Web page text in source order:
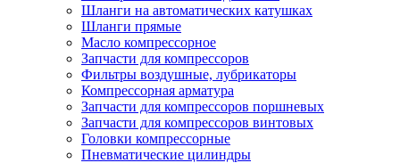
Шланги на автоматических катушках
Шланги прямые
Масло компрессорное
Запчасти для компрессоров
Фильтры воздушные, лубрикаторы
Компрессорная арматура
Запчасти для компрессоров поршневых
Запчасти для компрессоров винтовых
Головки компрессорные
Пневматические цилиндры